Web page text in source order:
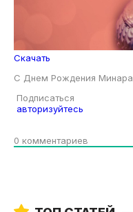
Скачать
С Днем Рождения Минара
Подписаться
авторизуйтесь
0 комментариев